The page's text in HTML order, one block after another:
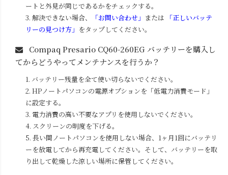
ートと外見が同じであるかをチェックする。
3. 解決できない場合、
「お問い合わせ」 または
「正しいバッテ
リーの見つけ方」 をタップしてください。
Compaq Presario CQ60-260EGバッテリーを購入し
てからどうやってメンテナンスを行うか？
1. バッテリー残量を全て使い切らないでください。
2. HPノートパソコンの電源オプションを「低電力消費モード」
に設定する。
3. 電力消費の高い不要なアプリを使用しないでください。
4. スクリーンの明度を下げる。
5. 長い間ノートパソコンを使用しない場合、1ヶ月1回にバッテリ
ーを放電してから再充電してください。そして、バッテリーを取
り出して乾燥した涼しい場所に保管してください。